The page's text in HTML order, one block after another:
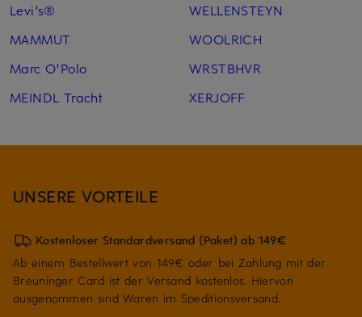
Levi's®
MAMMUT
Marc O'Polo
MEINDL Tracht
WELLENSTEYN
WOOLRICH
WRSTBHVR
XERJOFF
UNSERE VORTEILE
Kostenloser Standardversand (Paket) ab 149€
Ab einem Bestellwert von 149€ oder bei Zahlung mit der
Breuninger Card ist der Versand kostenlos. Hiervon
ausgenommen sind Waren im Speditionsversand.